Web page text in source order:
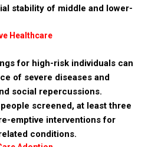
stability of middle and lower-
Healthcare
for high-risk individuals can
of severe diseases and
social repercussions.
screened, at least three
emptive interventions for
conditions.